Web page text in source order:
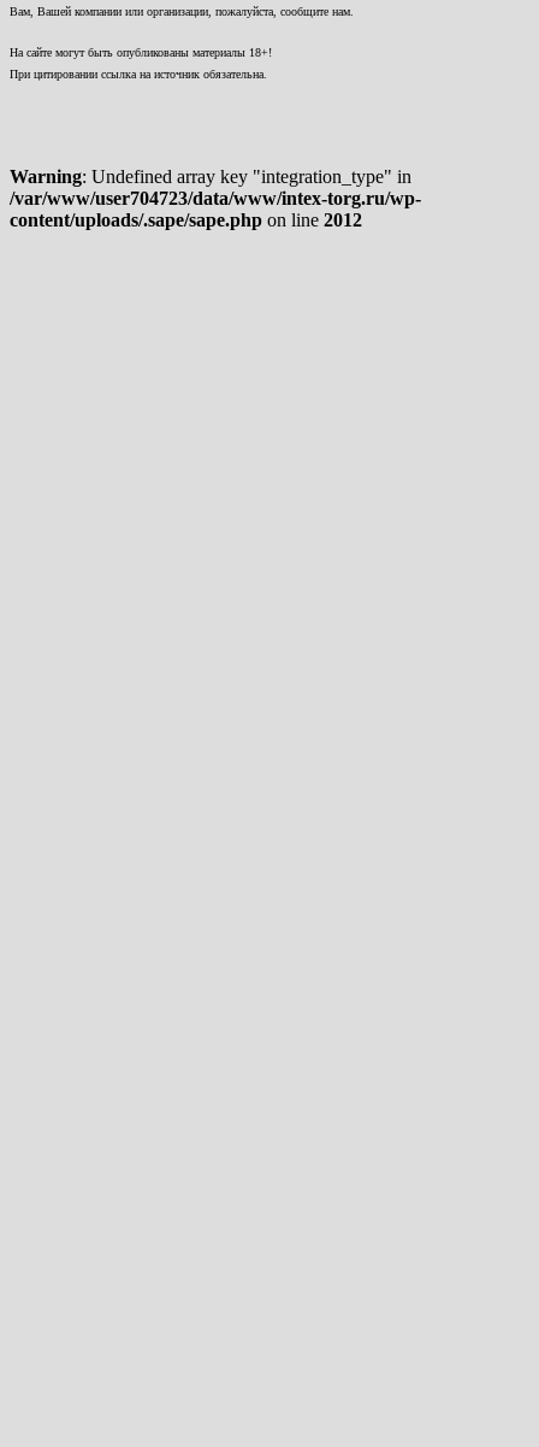
Вам, Вашей компании или организации, пожалуйста, сообщите нам.
На сайте могут быть опубликованы материалы 18+!
При цитировании ссылка на источник обязательна.
Warning: Undefined array key "integration_type" in
/var/www/user704723/data/www/intex-torg.ru/wp-
content/uploads/.sape/sape.php on line 2012